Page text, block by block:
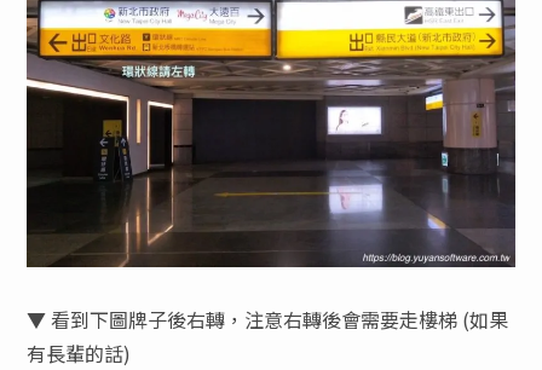
▼ 看到下圖牌子後右轉，注意右轉後會需要走樓梯 (如果
有長輩的話)